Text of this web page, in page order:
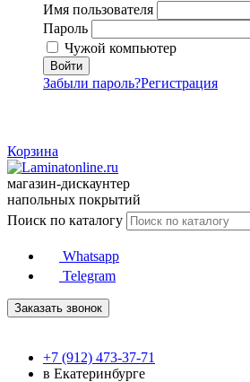
Имя пользователя
Пароль
Чужой компьютер
Забыли пароль?Регистрация
Корзина
магазин-дискаунтер
напольных покрытий
Поиск по каталогу
Whatsapp
Telegram
Заказать звонок
+7 (912) 473-37-71
в Екатеринбурге